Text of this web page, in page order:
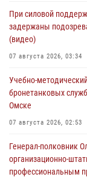
При силовой
задержаны
(видео)
07 августа 2026, 03:34
Учебно-
бронетанковых
Омске
07 августа 2026, 02:53
Генерал-полковник
организационно-
профессиональным